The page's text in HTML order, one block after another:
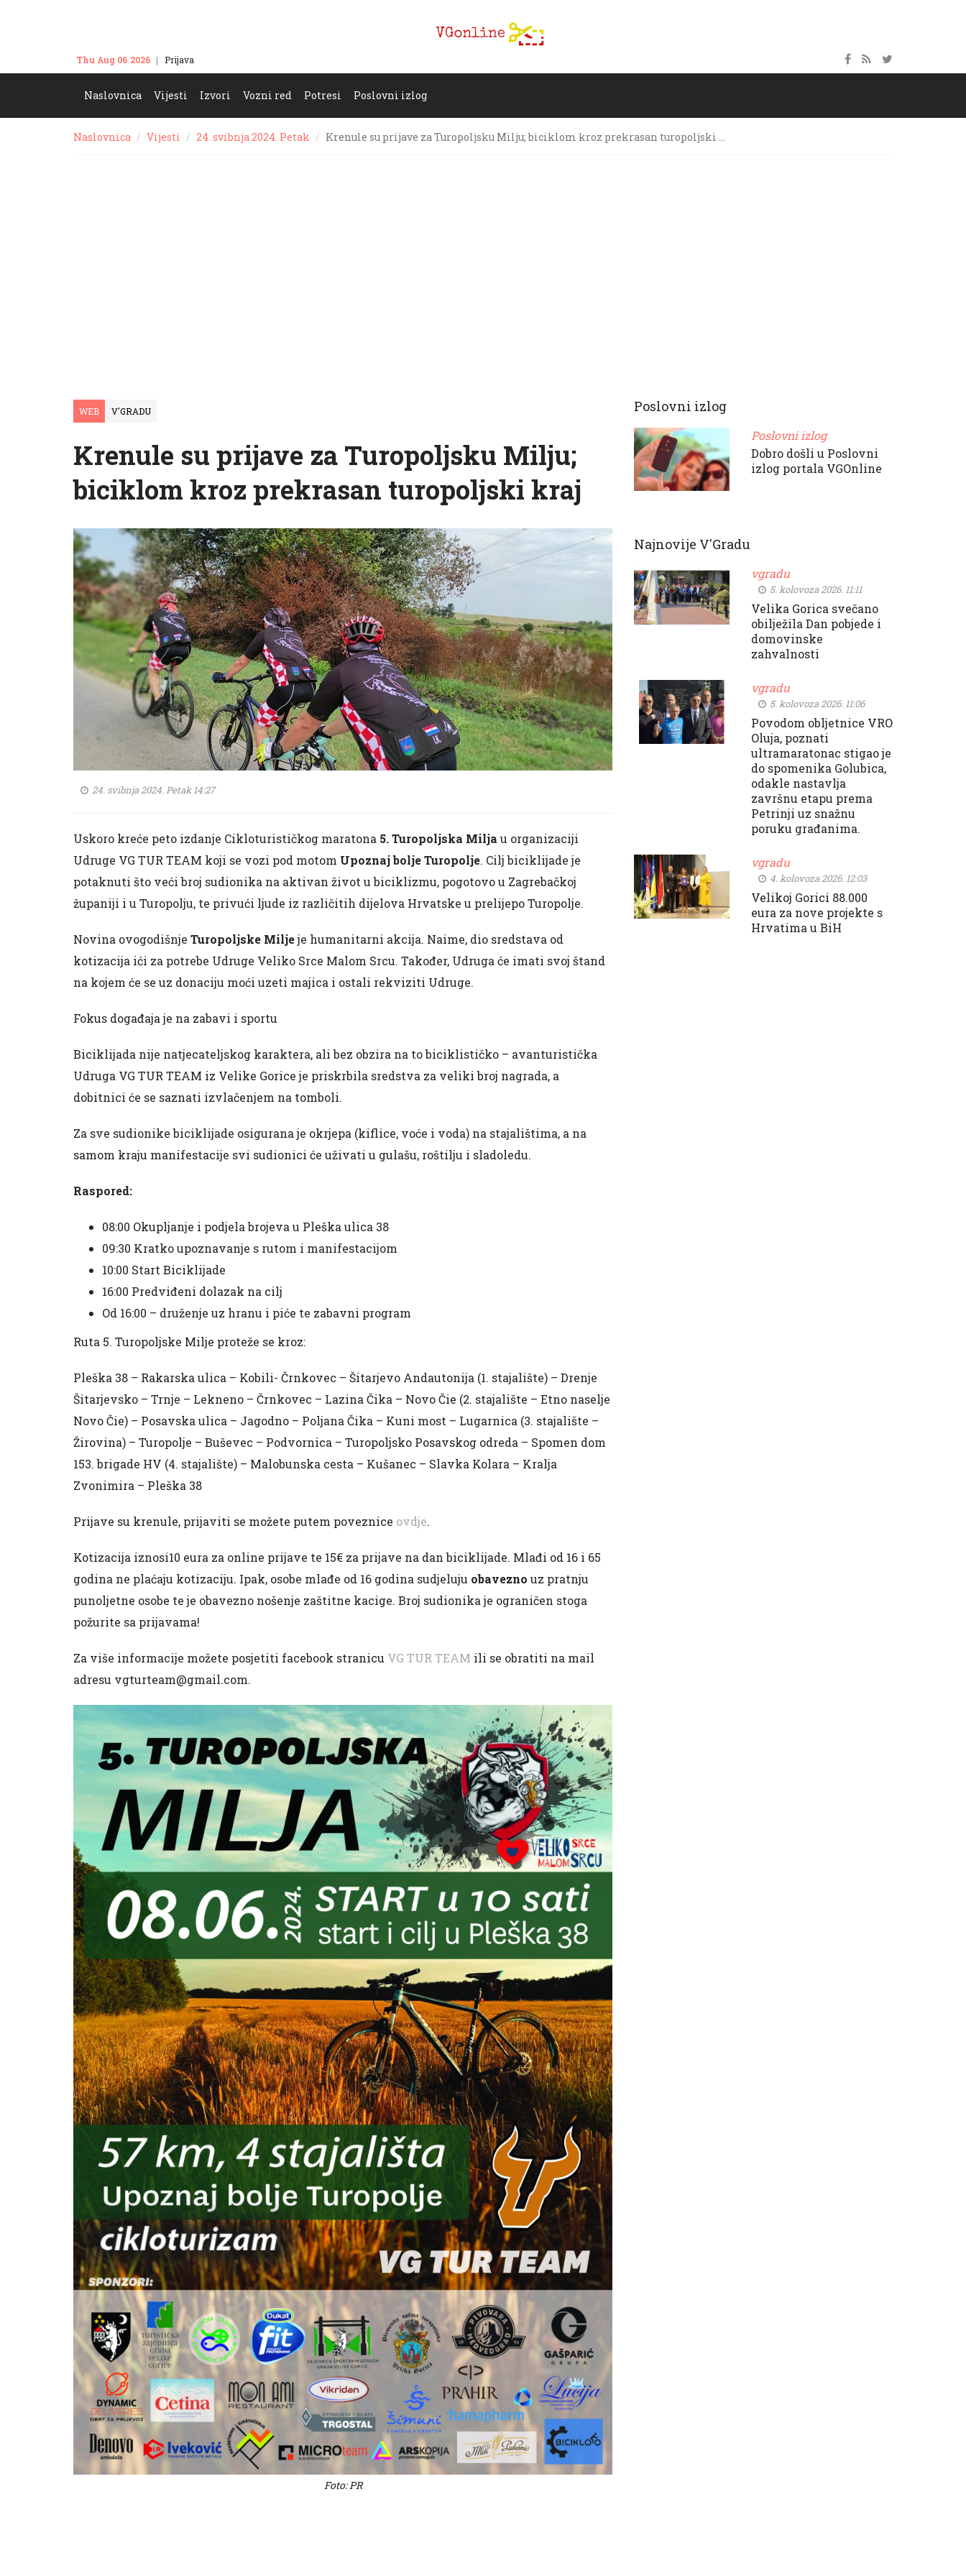
Thu Aug 06 2026 Prijava
Naslovnica Vijesti Izvori Vozni red Potresi Poslovni izlog
Naslovnica Vijesti 24. svibnja 2024. Petak Krenule su prijave za Turopoljsku Milju; biciklom kroz prekrasan turopoljski …
WEB V'GRADU
Krenule su prijave za Turopoljsku Milju;
biciklom kroz prekrasan turopoljski kraj
24. svibnja 2024. Petak 14:27
Uskoro kreće peto izdanje Cikloturističkog maratona 5. Turopoljska Milja u organizaciji
Udruge VG TUR TEAM koji se vozi pod motom Upoznaj bolje Turopolje. Cilj biciklijade je
potaknuti što veći broj sudionika na aktivan život u biciklizmu, pogotovo u Zagrebačkoj
županiji i u Turopolju, te privući ljude iz različitih dijelova Hrvatske u prelijepo Turopolje.
Novina ovogodišnje Turopoljske Miljeje humanitarni akcija. Naime, dio sredstava od
kotizacija ići za potrebe Udruge Veliko Srce Malom Srcu. Također, Udruga će imati svoj štand
na kojem će se uz donaciju moći uzeti majica i ostali rekviziti Udruge.
Fokus događaja je na zabavi i sportu
Biciklijada nije natjecateljskog karaktera, ali bez obzira na to biciklističko – avanturistička
Udruga VG TUR TEAM iz Velike Gorice je priskrbila sredstva za veliki broj nagrada, a
dobitnici će se saznati izvlačenjem na tomboli.
Za sve sudionike biciklijade osigurana je okrjepa (kiflice, voće i voda) na stajalištima, a na
samom kraju manifestacije svi sudionici će uživati u gulašu, roštilju i sladoledu.
Raspored:
08:00 Okupljanje i podjela brojeva u Pleška ulica 38
09:30 Kratko upoznavanje s rutom i manifestacijom
10:00 Start Biciklijade
16:00 Predviđeni dolazak na cilj
Od 16:00 – druženje uz hranu i piće te zabavni program
Ruta 5. Turopoljske Milje proteže se kroz:
Pleška 38 – Rakarska ulica – Kobili- Črnkovec – Šitarjevo Andautonija (1. stajalište) – Drenje
Šitarjevsko – Trnje – Lekneno – Črnkovec – Lazina Čika – Novo Čie (2. stajalište – Etno naselje
Novo Čie) – Posavska ulica – Jagodno – Poljana Čika – Kuni most – Lugarnica (3. stajalište –
Žirovina) – Turopolje – Buševec – Podvornica – Turopoljsko Posavskog odreda – Spomen dom
153. brigade HV (4. stajalište) – Malobunska cesta – Kušanec – Slavka Kolara – Kralja
Zvonimira – Pleška 38
Prijave su krenule, prijaviti se možete putem poveznice ovdje.
Kotizacija iznosi10 eura za online prijave te 15€ za prijave na dan biciklijade. Mlađi od 16 i 65
godina ne plaćaju kotizaciju. Ipak, osobe mlađe od 16 godina sudjeluju obavezno uz pratnju
punoljetne osobe te je obavezno nošenje zaštitne kacige. Broj sudionika je ograničen stoga
požurite sa prijavama!
Za više informacije možete posjetiti facebook stranicu VG TUR TEAM ili se obratiti na mail
adresu vgturteam@gmail.com.
Foto: PR
Poslovni izlog
Poslovni izlog
Dobro došli u Poslovni
izlog portala VGOnline
Najnovije V'Gradu
vgradu
5. kolovoza 2026. 11:11
Velika Gorica svečano
obilježila Dan pobjede i
domovinske
zahvalnosti
vgradu
5. kolovoza 2026. 11:06
Povodom obljetnice VRO
Oluja, poznati
ultramaratonac stigao je
do spomenika Golubica,
odakle nastavlja
završnu etapu prema
Petrinji uz snažnu
poruku građanima.
vgradu
4. kolovoza 2026. 12:03
Velikoj Gorici 88.000
eura za nove projekte s
Hrvatima u BiH